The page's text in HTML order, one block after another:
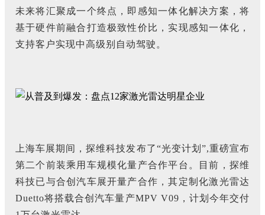
未来将汇聚成一个终点，即感知一体化解决方案，将
基于硬件前融合打造极致性价比，实现感知一体化，
支持客户实现中高级别自动驾驶。
上海车展期间，探维科技发布了“光变计划”,重磅宣布
第二个前装乘用车规模化量产合作平台。目前，探维
科技已与合创汽车展开量产合作，其定制化激光雷达
Duetto将搭载合创汽车量产MPV V09，计划今年交付